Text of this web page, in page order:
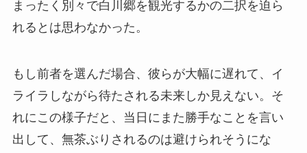
まったく別々で白川郷を観光するかの二択を迫ら
れるとは思わなかった。
もし前者を選んだ場合、彼らが大幅に遅れて、イ
ライラしながら待たされる未来しか見えない。そ
れにこの様子だと、当日にまた勝手なことを言い
出して、無茶ぶりされるのは避けられそうにな